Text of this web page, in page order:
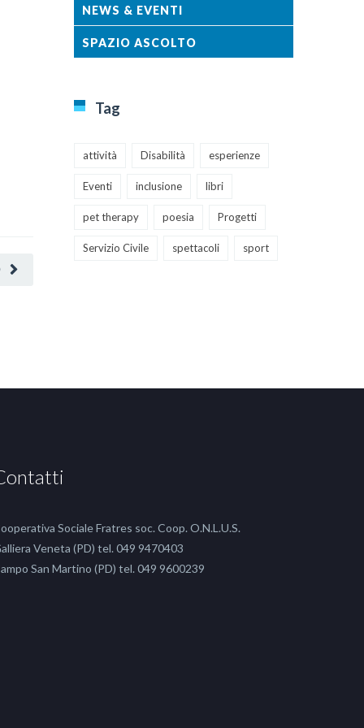
NEWS & EVENTI
SPAZIO ASCOLTO
Tag
attività Disabilità esperienze
Eventi inclusione libri
pet therapy poesia Progetti
Servizio Civile spettacoli sport
Sociale Fratres soc. Coop. O.N.L.U.S.
Veneta (PD) tel. 049 9470403
San Martino (PD) tel. 049 9600239